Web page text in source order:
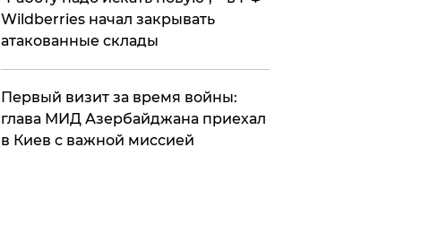
Wildberries начал закрывать
атакованные склады
Первый визит за время войны:
глава МИД Азербайджана приехал
в Киев с важной миссией